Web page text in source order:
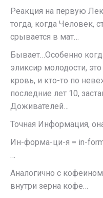
Реакция на первую
тогда, когда Человек,
срывается в мат…
Бывает…Особенно
эликсир молодости,
кровь, и кто-то по
последние лет 10,
Доживателей…
Точная Информация,
Ин-форма-ци-я = in-
…
Аналогично с
внутри зерна кофе…